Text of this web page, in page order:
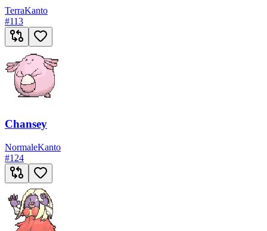
TerraKanto
#113
Chansey
NormaleKanto
#124